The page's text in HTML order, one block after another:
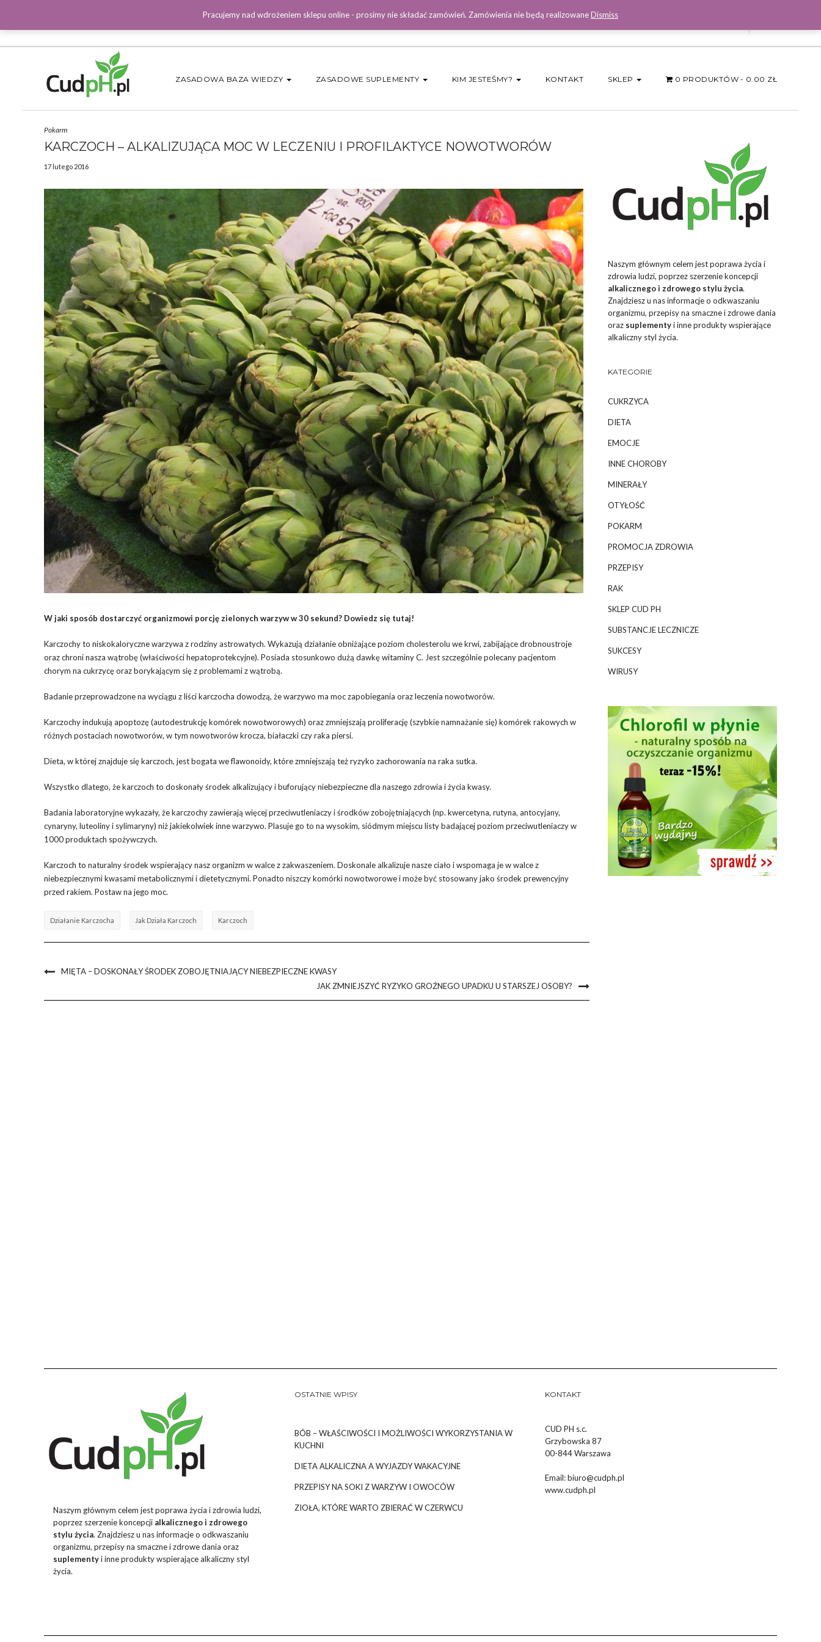
ZASADOWA BAZA WIEDZY ZASADOWE SUPLEMENTY KIM JESTEŚMY? KONTAKT SKLEP 0 PRODUKTÓW 0.00 ZŁ
Pokarm
KARCZOCH – ALKALIZUJĄCA MOC W LECZENIU I PROFILAKTYCE NOWOTWORÓW
17 lutego 2016
W jaki sposób dostarczyć organizmowi porcję zielonych warzyw w 30 sekund? Dowiedz się tutaj!
Karczochy to niskokaloryczne warzywa z rodziny astrowatych. Wykazują działanie obniżające poziom cholesterolu we krwi, zabijające drobnoustroje
oraz chroni nasza wątrobę (właściwości hepatoprotekcyjne). Posiada stosunkowo dużą dawkę witaminy C. Jest szczególnie polecany pacjentom
chorym na cukrzycę oraz borykającym się z problemami z wątrobą.
Badanie przeprowadzone na wyciągu z liści karczocha dowodzą, że warzywo ma moc zapobiegania oraz leczenia nowotworów.
Karczochy indukują apoptozę (autodestrukcję komórek nowotworowych) oraz zmniejszają proliferację (szybkie namnażanie się) komórek rakowych w
różnych postaciach nowotworów, w tym nowotworów krocza, białaczki czy raka piersi.
Dieta, w której znajduje się karczoch, jest bogata we flawonoidy, które zmniejszają też ryzyko zachorowania na raka sutka.
Wszystko dlatego, że karczoch to doskonały środek alkalizujący i buforujący niebezpieczne dla naszego zdrowia i życia kwasy.
Badania laboratoryjne wykazały, że karczochy zawierają więcej przeciwutleniaczy i środków zobojętniających (np. kwercetyna, rutyna, antocyjany,
cynaryny, luteoliny i sylimaryny) niż jakiekolwiek inne warzywo. Plasuje go to na wysokim, siódmym miejscu listy badającej poziom przeciwutleniaczy w
1000 produktach spożywczych.
Karczoch to naturalny środek wspierający nasz organizm w walce z zakwaszeniem. Doskonale alkalizuje nasze ciało i wspomaga je w walce z
niebezpiecznymi kwasami metabolicznymi i dietetycznymi. Ponadto niszczy komórki nowotworowe i może być stosowany jako środek prewencyjny
przed rakiem. Postaw na jego moc.
Działanie Karczocha Jak Działa Karczoch Karczoch
MIĘTA – DOSKONAŁY ŚRODEK ZOBOJĘTNIAJĄCY NIEBEZPIECZNE KWASY
JAK ZMNIEJSZYĆ RYZYKO GROŹNEGO UPADKU U STARSZEJ OSOBY?
Naszym głównym celem jest poprawa życia i
zdrowia ludzi, poprzez szerzenie koncepcji
alkalicznego i zdrowego stylu życia.
Znajdziesz u nas informacje o odkwaszaniu
organizmu, przepisy na smaczne i zdrowe dania
oraz suplementyi inne produkty wspierające
alkaliczny styl życia.
KATEGORIE
CUKRZYCA
DIETA
EMOCJE
INNE CHOROBY
MINERAŁY
OTYŁOŚĆ
POKARM
PROMOCJA ZDROWIA
PRZEPISY
RAK
SKLEP CUD PH
SUBSTANCJE LECZNICZE
SUKCESY
WIRUSY
Naszym głównym celem jest poprawa życia i zdrowia ludzi,
poprzez szerzenie koncepcji alkalicznego i zdrowego
stylu życia. Znajdziesz u nas informacje o odkwaszaniu
organizmu, przepisy na smaczne i zdrowe dania oraz
suplementyi inne produkty wspierające alkaliczny styl
życia.
OSTATNIE WPISY
BÓB – WŁAŚCIWOŚCI I MOŻLIWOŚCI WYKORZYSTANIA W
KUCHNI
DIETA ALKALICZNA A WYJAZDY WAKACYJNE
PRZEPISY NA SOKI Z WARZYW I OWOCÓW
ZIOŁA, KTÓRE WARTO ZBIERAĆ W CZERWCU
KONTAKT
CUD PH s.c.
Grzybowska 87
00-844 Warszawa
Email:biuro@cudph.pl
www.cudph.pl
Pracujemy nad wdrożeniem sklepu online - prosimy nie składać zamówień. Zamówienia nie będą realizowaneDismiss